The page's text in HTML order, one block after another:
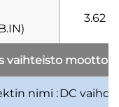
3.62
vaihteisto moottori
nimi :DC